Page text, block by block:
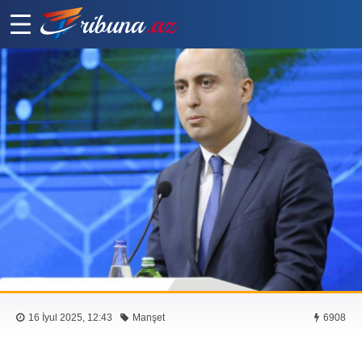
16 İyul 2025, 12:43 Manşet 6908